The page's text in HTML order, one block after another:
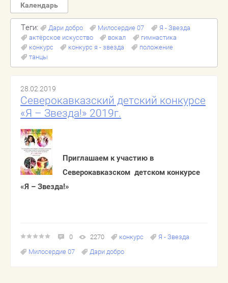
Наши награды
Контакты
Порталы исполнительных
власти КБР
Напишите нам
Договор офферты
Условия оплаты
Регистрация
Календарь
Теги: Дари добро Милосердие 07
Я - Звезда
актёрское искусство
вокал
гимнастика
конкурс
конкурс я - звезда
положение
танцы
28.02.2019
Северокавказский детский конкурсе
«Я – Звезда!» 2019г.
Приглашаем к участию в
Северокавказском детском конкурсе
«Я – Звезда!»
0 2270 конкурс
Я - Звезда
Милосердие 07
Дари добро